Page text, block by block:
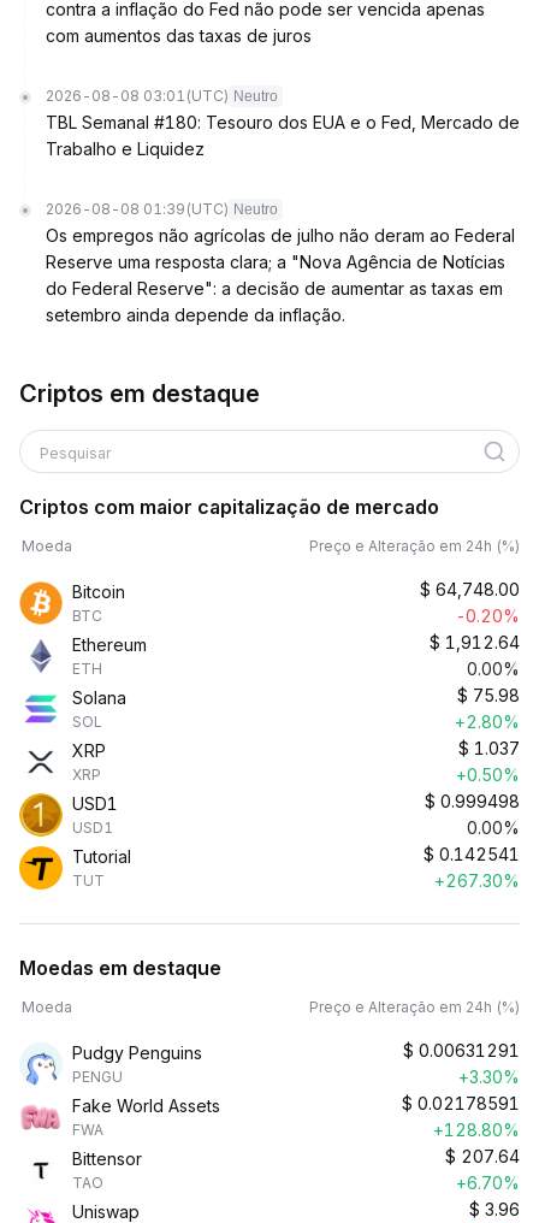
contra a inflação do Fed não pode ser vencida apenas
com aumentos das taxas de juros
2026-08-08 03:01 (UTC) Neutro
TBL Semanal #180: Tesouro dos EUA e o Fed, Mercado de
Trabalho e Liquidez
2026-08-08 01:39 (UTC) Neutro
Os empregos não agrícolas de julho não deram ao Federal
Reserve uma resposta clara; a "Nova Agência de Notícias
do Federal Reserve": a decisão de aumentar as taxas em
setembro ainda depende da inflação.
Criptos em destaque
Pesquisar
Criptos com maior capitalização de mercado
Moeda Preço e Alteração em 24h (%)
Bitcoin
BTC
$ 64,748.00
-0.20%
Ethereum
ETH
$ 1,912.64
0.00%
Solana
SOL
$ 75.98
+2.80%
XRP
XRP
$ 1.037
+0.50%
USD1
USD1
$ 0.999498
0.00%
Tutorial
TUT
$ 0.142541
+267.30%
Moedas em destaque
Moeda Preço e Alteração em 24h (%)
Pudgy Penguins
PENGU
$ 0.00631291
+3.30%
Fake World Assets
FWA
$ 0.02178591
+128.80%
Bittensor
TAO
$ 207.64
+6.70%
Uniswap
$ 3.96